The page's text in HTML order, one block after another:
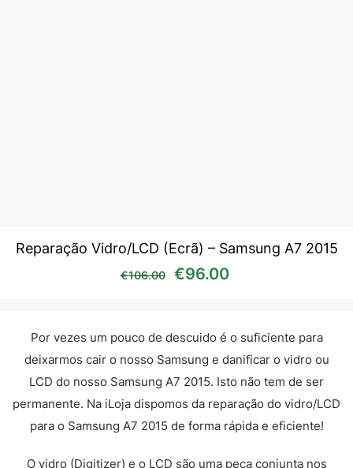
Reparação Vidro/LCD (Ecrã) – Samsung A7 2015
€106.00 O preço original era:
€96.00
Por vezes um pouco de descuido é o suficiente para
deixarmos cair o nosso Samsung e danificar o vidro ou
LCD do nosso Samsung A7 2015. Isto não tem de ser
permanente. Na iLoja dispomos da reparação do vidro/LCD
para o Samsung A7 2015 de forma rápida e eficiente!
O vidro (Digitizer) e o LCD são uma peça conjunta nos